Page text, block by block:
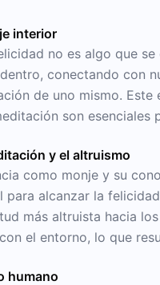
interior
no es algo que
conectando con
de uno mismo.
son esenciales
y el altruismo
como monje y su
para alcanzar la
más altruista hacia
el entorno, lo que
humano